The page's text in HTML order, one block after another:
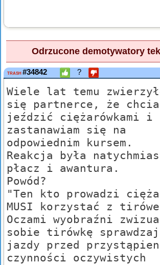
Odrzucone demotywatory
TRASH #34842 ?
Wiele lat temu
się partnerce, że
jeździć ciężarówkami i
zastanawiam się na
odpowiednim kursem.
Reakcja była
płacz i awantura.
Powód?
"Ten kto prowadzi
MUSI korzystać z
Oczami wyobraźni
sobie tirówkę
jazdy przed
czynności oczywistych